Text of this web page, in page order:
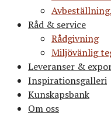
Råd & service
Rådgivning
Miljövänlig
Leveranser &
Inspirationsgalleri
Kunskapsbank
Om oss